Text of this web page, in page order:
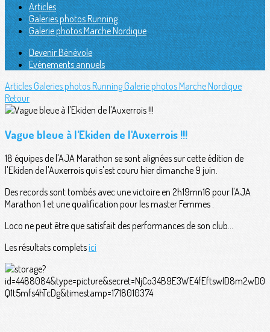
Articles
Galeries photos Running
Galerie photos Marche Nordique
Devenir Bénévole
Evènements annuels
ArticlesGaleries photos RunningGalerie photos Marche Nordique
Retour
Vague bleue à l'Ekiden de l'Auxerrois !!!
18 équipes de l'AJA Marathon se sont alignées sur cette édition de
l'Ekiden de l'Auxerrois qui s'est couru hier dimanche 9 juin.
Des records sont tombés avec une victoire en 2h19mn16 pour l'AJA
Marathon 1 et une qualification pour les master Femmes .
Loco ne peut être que satisfait des performances de son club...
Les résultats completsici